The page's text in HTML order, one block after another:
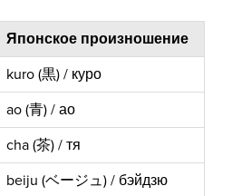
Японское произношение
kuro (黒) / куро
ao (青) / ао
cha (茶) / тя
beiju (ベージュ) / бэйдзю